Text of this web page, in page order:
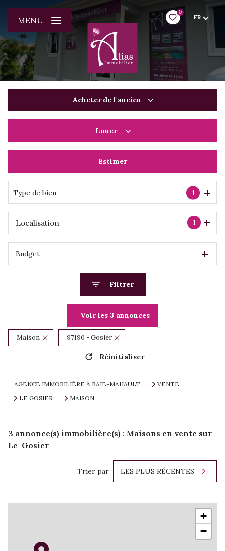
0
FR
MENU
Acheter de l'ancien
Du neuf
Louer
De l'immo pro
Estimer
Type de bien 1
1
Localisation
Budget
Filtrer
Voir les 3 annonces
Maison 97190 - Gosier
Réinitialiser
AGENCE IMMOBILIÈRE À BAIE-MAHAULT
VENTE
LE GOSIER
MAISON
3 annonce(s) immobilière(s) : Maisons en vente sur
Le-Gosier
Trier par LES PLUS RÉCENTES
+
−